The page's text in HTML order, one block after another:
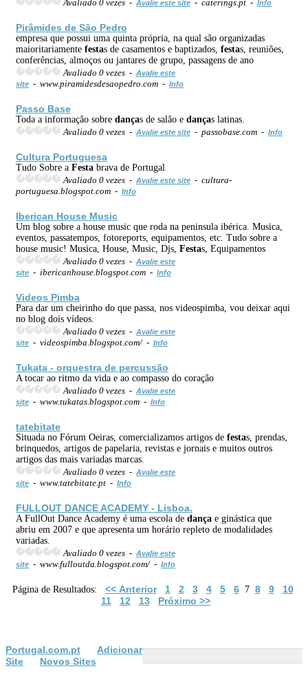
Avaliado 0 vezes - Avalie este site - caterings.pt - Info
Pirâmides de São Pedro
empresa que possui uma quinta própria, na qual são organizadas
maioritariamente festas de casamentos e baptizados, festas, reuniões,
conferências, almoços ou jantares de grupo, passagens de ano
Avaliado 0 vezes - Avalie este
site - www.piramidesdesaopedro.com - Info
Passo Base
Toda a informação sobre danças de salão e danças latinas.
Avaliado 0 vezes - Avalie este site - passobase.com - Info
Cultura Portuguesa
Tudo Sobre a Festa brava de Portugal
Avaliado 0 vezes - Avalie este site - cultura-
portuguesa.blogspot.com - Info
Iberican House Music
Um blog sobre a house music que roda na peninsula ibérica. Musica,
eventos, passatempos, fotoreports, equipamentos, etc. Tudo sobre a
house music! Musica, House, Music, Djs, Festas, Equipamentos
Avaliado 0 vezes - Avalie este
site - ibericanhouse.blogspot.com - Info
Videos Pimba
Para dar um cheirinho do que passa, nos videospimba, vou deixar aqui
no blog dois vídeos.
Avaliado 0 vezes - Avalie este
site - videospimba.blogspot.com/ - Info
Tukata - orquestra de percussão
A tocar ao ritmo da vida e ao compasso do coração
Avaliado 0 vezes - Avalie este
site - www.tukatas.blogspot.com - Info
tatebitate
Situada no Fórum Oeiras, comercializamos artigos de festas, prendas,
brinquedos, artigos de papelaria, revistas e jornais e muitos outros
artigos das mais variadas marcas.
Avaliado 0 vezes - Avalie este
site - www.tatebitate.pt - Info
FULLOUT DANCE ACADEMY - Lisboa.
A FullOut Dance Academy é uma escola de dança e ginástica que
abriu em 2007 e que apresenta um horário repleto de modalidades
variadas.
Avaliado 0 vezes - Avalie este
site - www.fulloutda.blogspot.com/ - Info
Página de Resultados: << Anterior 1 2 3 4 5 67 8 9
10
11
12 13 Próximo >>
Portugal.com.pt
Adicionar
Site
Novos Sites